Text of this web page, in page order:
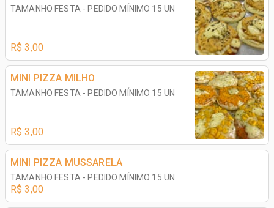
TAMANHO FESTA - PEDIDO MÍNIMO 15 UN
R$ 3,00
MINI PIZZA MILHO
TAMANHO FESTA - PEDIDO MÍNIMO 15 UN
R$ 3,00
MINI PIZZA MUSSARELA
TAMANHO FESTA - PEDIDO MÍNIMO 15 UN
R$ 3,00